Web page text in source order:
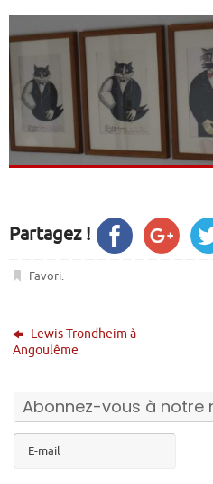
Partagez !
Favori.
Lewis Trondheim à
Angoulême
Abonnez-vous à notre